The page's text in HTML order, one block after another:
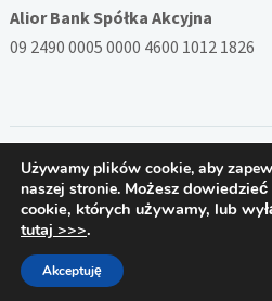
Alior Bank Spółka Akcyjna
09 2490 0005 0000 4600 1012 1826
Copyright © 2026 — System ZSD
Rights Reserved
Designed by
Używamy plików cookie, aby
naszej stronie. Możesz
cookie, których używamy, lub
tutaj >>>.
Akceptuję